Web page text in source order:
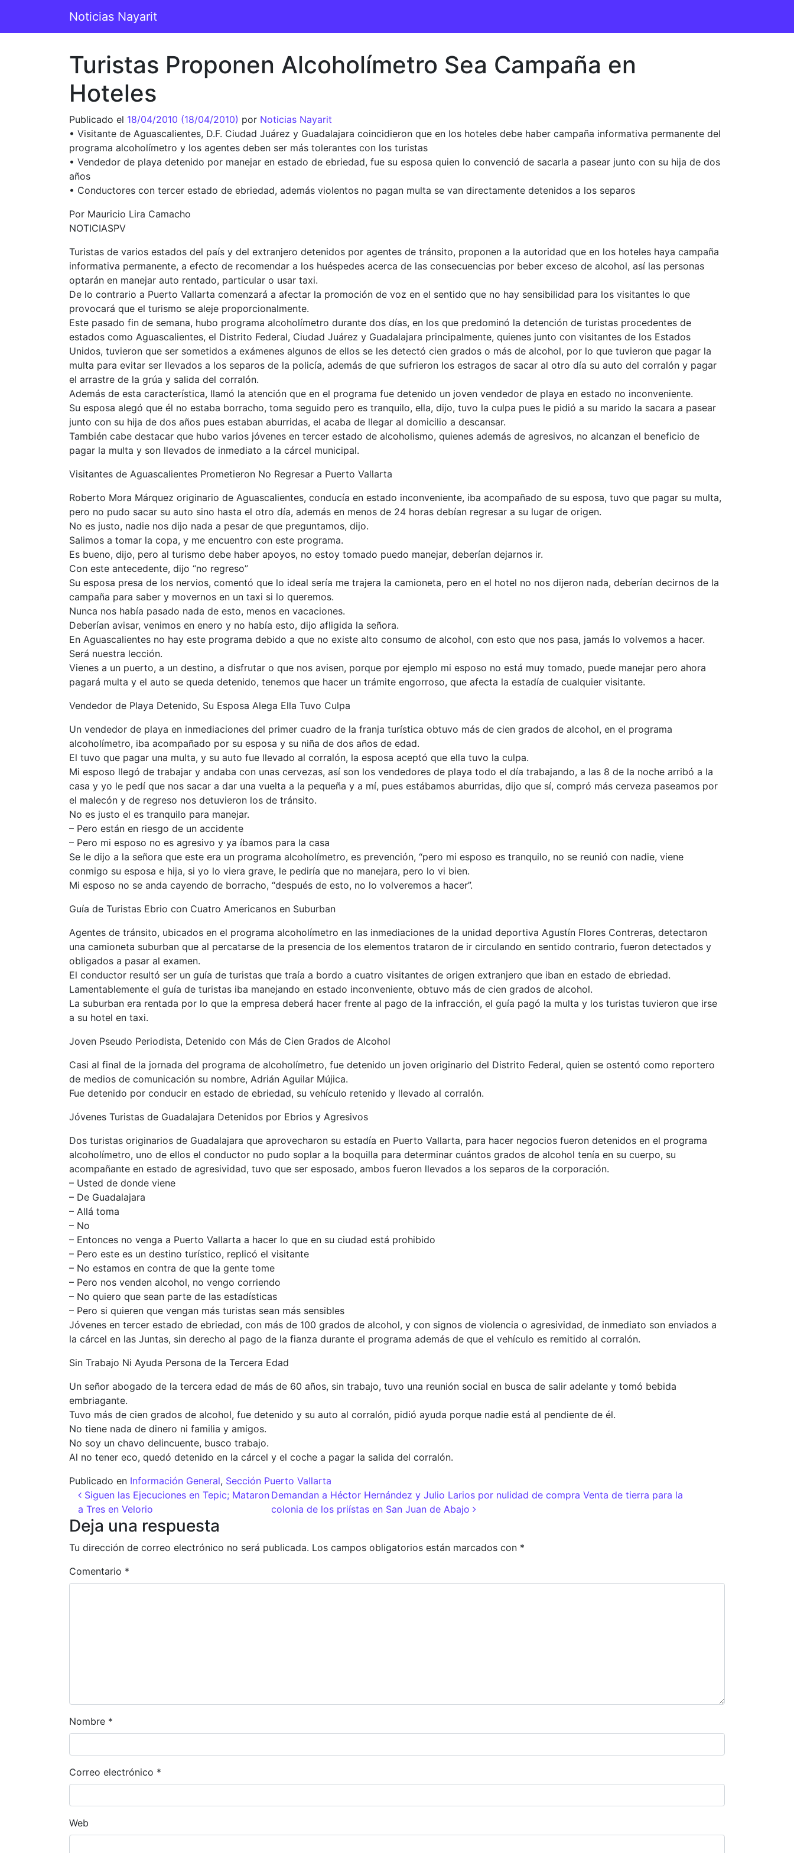
Navegación principal
Noticias Nayarit
Turistas Proponen Alcoholímetro Sea Campaña en
Hoteles
Publicado el 18/04/2010 (18/04/2010) por Noticias Nayarit
• Visitante de Aguascalientes, D.F. Ciudad Juárez y Guadalajara coincidieron que en los hoteles debe haber campaña informativa permanente del
programa alcoholímetro y los agentes deben ser más tolerantes con los turistas
• Vendedor de playa detenido por manejar en estado de ebriedad, fue su esposa quien lo convenció de sacarla a pasear junto con su hija de dos
años
• Conductores con tercer estado de ebriedad, además violentos no pagan multa se van directamente detenidos a los separos
Por Mauricio Lira Camacho
NOTICIASPV
Turistas de varios estados del país y del extranjero detenidos por agentes de tránsito, proponen a la autoridad que en los hoteles haya campaña
informativa permanente, a efecto de recomendar a los huéspedes acerca de las consecuencias por beber exceso de alcohol, así las personas
optarán en manejar auto rentado, particular o usar taxi.
De lo contrario a Puerto Vallarta comenzará a afectar la promoción de voz en el sentido que no hay sensibilidad para los visitantes lo que
provocará que el turismo se aleje proporcionalmente.
Este pasado fin de semana, hubo programa alcoholímetro durante dos días, en los que predominó la detención de turistas procedentes de
estados como Aguascalientes, el Distrito Federal, Ciudad Juárez y Guadalajara principalmente, quienes junto con visitantes de los Estados
Unidos, tuvieron que ser sometidos a exámenes algunos de ellos se les detectó cien grados o más de alcohol, por lo que tuvieron que pagar la
multa para evitar ser llevados a los separos de la policía, además de que sufrieron los estragos de sacar al otro día su auto del corralón y pagar
el arrastre de la grúa y salida del corralón.
Además de esta característica, llamó la atención que en el programa fue detenido un joven vendedor de playa en estado no inconveniente.
Su esposa alegó que él no estaba borracho, toma seguido pero es tranquilo, ella, dijo, tuvo la culpa pues le pidió a su marido la sacara a pasear
junto con su hija de dos años pues estaban aburridas, el acaba de llegar al domicilio a descansar.
También cabe destacar que hubo varios jóvenes en tercer estado de alcoholismo, quienes además de agresivos, no alcanzan el beneficio de
pagar la multa y son llevados de inmediato a la cárcel municipal.
Visitantes de Aguascalientes Prometieron No Regresar a Puerto Vallarta
Roberto Mora Márquez originario de Aguascalientes, conducía en estado inconveniente, iba acompañado de su esposa, tuvo que pagar su multa,
pero no pudo sacar su auto sino hasta el otro día, además en menos de 24 horas debían regresar a su lugar de origen.
No es justo, nadie nos dijo nada a pesar de que preguntamos, dijo.
Salimos a tomar la copa, y me encuentro con este programa.
Es bueno, dijo, pero al turismo debe haber apoyos, no estoy tomado puedo manejar, deberían dejarnos ir.
Con este antecedente, dijo “no regreso”
Su esposa presa de los nervios, comentó que lo ideal sería me trajera la camioneta, pero en el hotel no nos dijeron nada, deberían decirnos de la
campaña para saber y movernos en un taxi si lo queremos.
Nunca nos había pasado nada de esto, menos en vacaciones.
Deberían avisar, venimos en enero y no había esto, dijo afligida la señora.
En Aguascalientes no hay este programa debido a que no existe alto consumo de alcohol, con esto que nos pasa, jamás lo volvemos a hacer.
Será nuestra lección.
Vienes a un puerto, a un destino, a disfrutar o que nos avisen, porque por ejemplo mi esposo no está muy tomado, puede manejar pero ahora
pagará multa y el auto se queda detenido, tenemos que hacer un trámite engorroso, que afecta la estadía de cualquier visitante.
Vendedor de Playa Detenido, Su Esposa Alega Ella Tuvo Culpa
Un vendedor de playa en inmediaciones del primer cuadro de la franja turística obtuvo más de cien grados de alcohol, en el programa
alcoholímetro, iba acompañado por su esposa y su niña de dos años de edad.
El tuvo que pagar una multa, y su auto fue llevado al corralón, la esposa aceptó que ella tuvo la culpa.
Mi esposo llegó de trabajar y andaba con unas cervezas, así son los vendedores de playa todo el día trabajando, a las 8 de la noche arribó a la
casa y yo le pedí que nos sacar a dar una vuelta a la pequeña y a mí, pues estábamos aburridas, dijo que sí, compró más cerveza paseamos por
el malecón y de regreso nos detuvieron los de tránsito.
No es justo el es tranquilo para manejar.
– Pero están en riesgo de un accidente
– Pero mi esposo no es agresivo y ya íbamos para la casa
Se le dijo a la señora que este era un programa alcoholímetro, es prevención, “pero mi esposo es tranquilo, no se reunió con nadie, viene
conmigo su esposa e hija, si yo lo viera grave, le pediría que no manejara, pero lo vi bien.
Mi esposo no se anda cayendo de borracho, “después de esto, no lo volveremos a hacer”.
Guía de Turistas Ebrio con Cuatro Americanos en Suburban
Agentes de tránsito, ubicados en el programa alcoholímetro en las inmediaciones de la unidad deportiva Agustín Flores Contreras, detectaron
una camioneta suburban que al percatarse de la presencia de los elementos trataron de ir circulando en sentido contrario, fueron detectados y
obligados a pasar al examen.
El conductor resultó ser un guía de turistas que traía a bordo a cuatro visitantes de origen extranjero que iban en estado de ebriedad.
Lamentablemente el guía de turistas iba manejando en estado inconveniente, obtuvo más de cien grados de alcohol.
La suburban era rentada por lo que la empresa deberá hacer frente al pago de la infracción, el guía pagó la multa y los turistas tuvieron que irse
a su hotel en taxi.
Joven Pseudo Periodista, Detenido con Más de Cien Grados de Alcohol
Casi al final de la jornada del programa de alcoholímetro, fue detenido un joven originario del Distrito Federal, quien se ostentó como reportero
de medios de comunicación su nombre, Adrián Aguilar Mújica.
Fue detenido por conducir en estado de ebriedad, su vehículo retenido y llevado al corralón.
Jóvenes Turistas de Guadalajara Detenidos por Ebrios y Agresivos
Dos turistas originarios de Guadalajara que aprovecharon su estadía en Puerto Vallarta, para hacer negocios fueron detenidos en el programa
alcoholímetro, uno de ellos el conductor no pudo soplar a la boquilla para determinar cuántos grados de alcohol tenía en su cuerpo, su
acompañante en estado de agresividad, tuvo que ser esposado, ambos fueron llevados a los separos de la corporación.
– Usted de donde viene
– De Guadalajara
– Allá toma
– No
– Entonces no venga a Puerto Vallarta a hacer lo que en su ciudad está prohibido
– Pero este es un destino turístico, replicó el visitante
– No estamos en contra de que la gente tome
– Pero nos venden alcohol, no vengo corriendo
– No quiero que sean parte de las estadísticas
– Pero si quieren que vengan más turistas sean más sensibles
Jóvenes en tercer estado de ebriedad, con más de 100 grados de alcohol, y con signos de violencia o agresividad, de inmediato son enviados a
la cárcel en las Juntas, sin derecho al pago de la fianza durante el programa además de que el vehículo es remitido al corralón.
Sin Trabajo Ni Ayuda Persona de la Tercera Edad
Un señor abogado de la tercera edad de más de 60 años, sin trabajo, tuvo una reunión social en busca de salir adelante y tomó bebida
embriagante.
Tuvo más de cien grados de alcohol, fue detenido y su auto al corralón, pidió ayuda porque nadie está al pendiente de él.
No tiene nada de dinero ni familia y amigos.
No soy un chavo delincuente, busco trabajo.
Al no tener eco, quedó detenido en la cárcel y el coche a pagar la salida del corralón.
Publicado en Información General, Sección Puerto Vallarta
Navegación de entradas
Siguen las Ejecuciones en Tepic; Mataron
a Tres en Velorio
Demandan a Héctor Hernández y Julio Larios por nulidad de compra Venta de tierra para la
colonia de los priístas en San Juan de Abajo
Deja una respuesta
Tu dirección de correo electrónico no será publicada. Los campos obligatorios están marcados con *
Comentario *
Nombre *
Correo electrónico *
Web